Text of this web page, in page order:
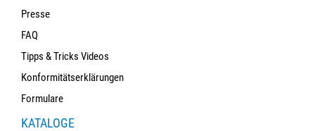
Presse
FAQ
Tipps & Tricks Videos
Konformitätserklärungen
Formulare
KATALOGE